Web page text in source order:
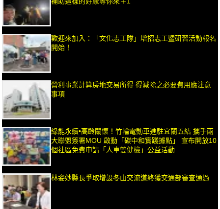
歡迎來加入：「文化志工隊」增招志工暨研習活動報名
開始！
營利事業計算房地交易所得 得減除之必要費用應注意
事項
綠能永續•高齡關懷！竹輪電動車進駐宜蘭五結 攜手兩
大聯盟簽署MOU 啟動「碳中和實踐據點」 宣布開放10
個社區免費申請「人車雙健檢」公益活動
林姿妙縣長爭取增設冬山交流道終獲交通部審查通過